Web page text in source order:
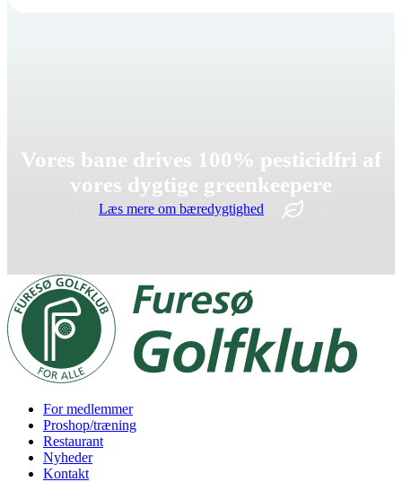
Vores bane drives 100% pesticidfri af
vores dygtige greenkeepere
Læs mere om bæredygtighed
For medlemmer
Proshop/træning
Restaurant
Nyheder
Kontakt